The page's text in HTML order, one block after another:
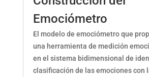
Emociómetro
El modelo de emociómetro que
una herramienta de medición
en el sistema bidimensional de
clasificación de las emociones con